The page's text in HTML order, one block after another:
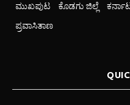
ಮುಖಪುಟ ಕೊಡಗು ಜಿಲ್ಲೆ
ಪ್ರವಾಸಿತಾಣ